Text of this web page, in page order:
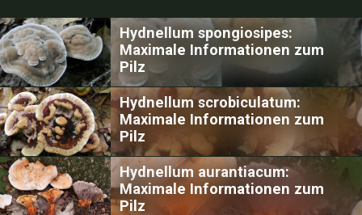
Hydnellum spongiosipes:
Maximale Informationen zum
Pilz
Hydnellum scrobiculatum:
Maximale Informationen zum
Pilz
Hydnellum aurantiacum:
Maximale Informationen zum
Pilz